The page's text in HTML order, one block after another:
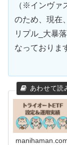
（※インヴァ
のため、現在
リプル_大暴
なっておりま